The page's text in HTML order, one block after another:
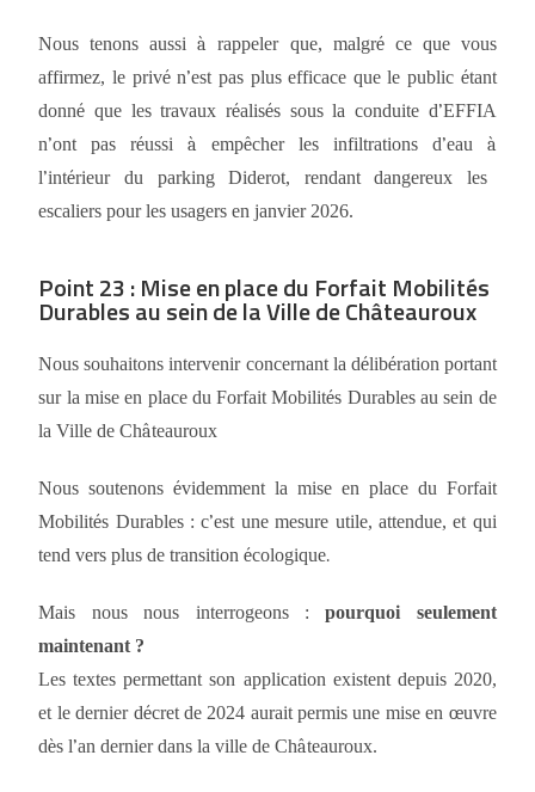
Nous tenons aussià rappeler que, malgréce que vous
affirmez, le privén’est pas plus efficace que le public étant
donné que les travaux réalisés sous la conduite d’EFFIA
n’ont pas réussià empêcher les infiltrations d’eau à
l’intérieur du parking Diderot, rendant dangereux les
escaliers pour les usagers en janvier 2026.
Point 23 : Mise en place du Forfait Mobilités
Durables au sein de la Ville de Châteauroux
Nous souhaitons intervenir concernant la délibération portant
sur la mise en place du Forfait Mobilités Durables au sein de
la Ville de Châteauroux
Nous soutenonsévidemment la mise en place du Forfait
Mobilités Durables : c’est une mesure utile, attendue, et qui
tend vers plus de transitionécologique.
Mais nous nous interrogeons :pourquoi seulement
maintenant ?
Les textes permettant son application existent depuis 2020,
et le dernier décret de 2024 aurait permis une mise en œuvre
dès l’an dernier dans la ville de Châteauroux.